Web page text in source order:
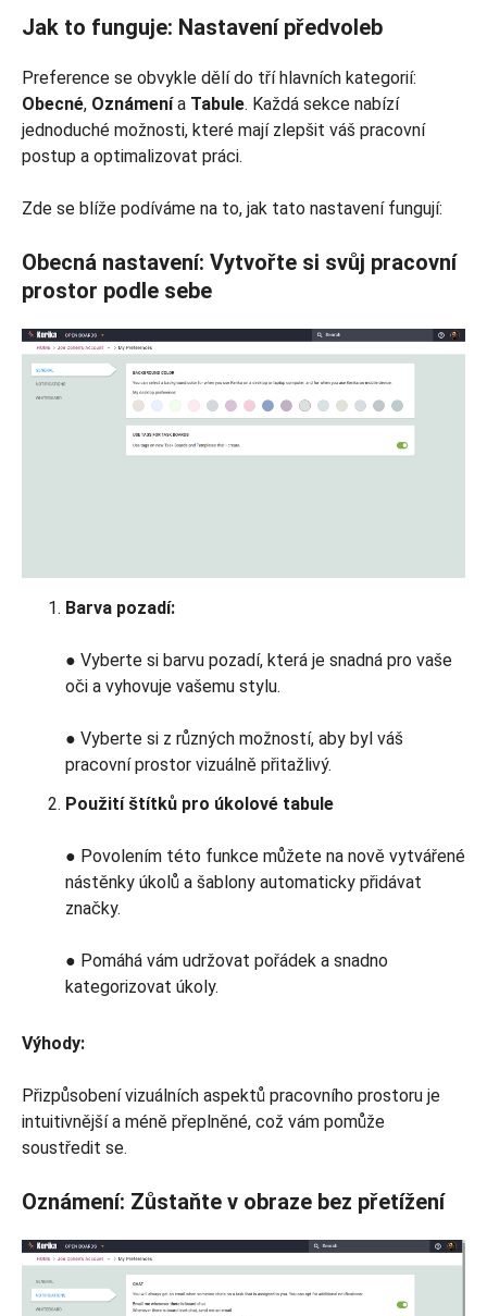
Jak to funguje: Nastavení předvoleb
Preference se obvykle dělí do tří hlavních kategorií:
Obecné, Oznámenía Tabule. Každá sekce nabízí
jednoduché možnosti, které mají zlepšit váš pracovní
postup a optimalizovat práci.
Zde se blíže podíváme na to, jak tato nastavení fungují:
Obecná nastavení: Vytvořte si svůj pracovní
prostor podle sebe
Barva pozadí:
● Vyberte si barvu pozadí, která je snadná pro vaše
oči a vyhovuje vašemu stylu.
● Vyberte si z různých možností, aby byl váš
pracovní prostor vizuálně přitažlivý.
Použití štítků pro úkolové tabule
● Povolením této funkce můžete na nově vytvářené
nástěnky úkolů a šablony automaticky přidávat
značky.
● Pomáhá vám udržovat pořádek a snadno
kategorizovat úkoly.
Výhody:
Přizpůsobení vizuálních aspektů pracovního prostoru je
intuitivnější a méně přeplněné, což vám pomůže
soustředit se.
Oznámení: Zůstaňte v obraze bez přetížení